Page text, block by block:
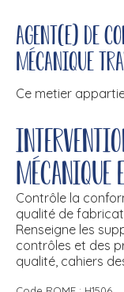
Agent(e) de
mécanique
Ce metier
Contrôle la
qualité de
Renseigne les
contrôles et des
qualité, cahiers